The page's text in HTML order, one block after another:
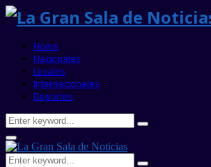
Home
Nacionales
Locales
Internacionales
Deportes
Search
for:
Search
Primary
Menu
Search